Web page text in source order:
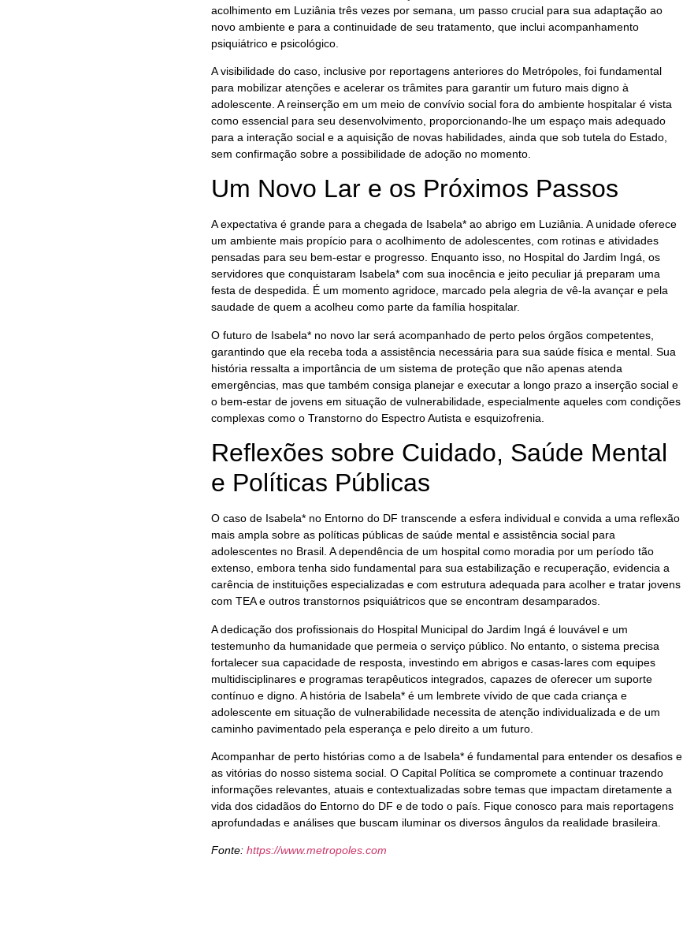
acolhimento em Luziânia três vezes por semana, um passo crucial para sua adaptação ao
novo ambiente e para a continuidade de seu tratamento, que inclui acompanhamento
psiquiátrico e psicológico.
A visibilidade do caso, inclusive por reportagens anteriores do Metrópoles, foi fundamental
para mobilizar atenções e acelerar os trâmites para garantir um futuro mais digno à
adolescente. A reinserção em um meio de convívio social fora do ambiente hospitalar é vista
como essencial para seu desenvolvimento, proporcionando-lhe um espaço mais adequado
para a interação social e a aquisição de novas habilidades, ainda que sob tutela do Estado,
sem confirmação sobre a possibilidade de adoção no momento.
Um Novo Lar e os Próximos Passos
A expectativa é grande para a chegada de Isabela* ao abrigo em Luziânia. A unidade oferece
um ambiente mais propício para o acolhimento de adolescentes, com rotinas e atividades
pensadas para seu bem-estar e progresso. Enquanto isso, no Hospital do Jardim Ingá, os
servidores que conquistaram Isabela* com sua inocência e jeito peculiar já preparam uma
festa de despedida. É um momento agridoce, marcado pela alegria de vê-la avançar e pela
saudade de quem a acolheu como parte da família hospitalar.
O futuro de Isabela* no novo lar será acompanhado de perto pelos órgãos competentes,
garantindo que ela receba toda a assistência necessária para sua saúde física e mental. Sua
história ressalta a importância de um sistema de proteção que não apenas atenda
emergências, mas que também consiga planejar e executar a longo prazo a inserção social e
o bem-estar de jovens em situação de vulnerabilidade, especialmente aqueles com condições
complexas como o Transtorno do Espectro Autista e esquizofrenia.
Reflexões sobre Cuidado, Saúde Mental
e Políticas Públicas
O caso de Isabela* no Entorno do DF transcende a esfera individual e convida a uma reflexão
mais ampla sobre as políticas públicas de saúde mental e assistência social para
adolescentes no Brasil. A dependência de um hospital como moradia por um período tão
extenso, embora tenha sido fundamental para sua estabilização e recuperação, evidencia a
carência de instituições especializadas e com estrutura adequada para acolher e tratar jovens
com TEA e outros transtornos psiquiátricos que se encontram desamparados.
A dedicação dos profissionais do Hospital Municipal do Jardim Ingá é louvável e um
testemunho da humanidade que permeia o serviço público. No entanto, o sistema precisa
fortalecer sua capacidade de resposta, investindo em abrigos e casas-lares com equipes
multidisciplinares e programas terapêuticos integrados, capazes de oferecer um suporte
contínuo e digno. A história de Isabela* é um lembrete vívido de que cada criança e
adolescente em situação de vulnerabilidade necessita de atenção individualizada e de um
caminho pavimentado pela esperança e pelo direito a um futuro.
Acompanhar de perto histórias como a de Isabela* é fundamental para entender os desafios e
as vitórias do nosso sistema social. O Capital Política se compromete a continuar trazendo
informações relevantes, atuais e contextualizadas sobre temas que impactam diretamente a
vida dos cidadãos do Entorno do DF e de todo o país. Fique conosco para mais reportagens
aprofundadas e análises que buscam iluminar os diversos ângulos da realidade brasileira.
Fonte: https://www.metropoles.com